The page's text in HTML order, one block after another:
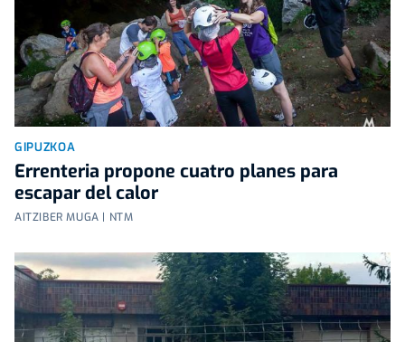
GIPUZKOA
Errenteria propone cuatro planes para
escapar del calor
AITZIBER MUGA | NTM